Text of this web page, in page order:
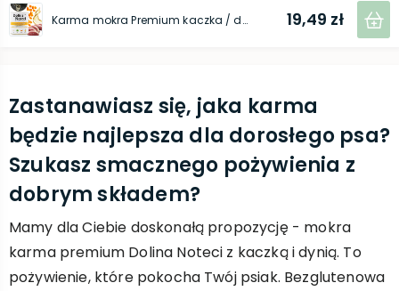
Karma mokra Premium kaczka / dynia puszka 800 g 19,49 zł
Zastanawiasz się, jaka karma
będzie najlepsza dla dorosłego psa?
Szukasz smacznego pożywienia z
dobrym składem?
Mamy dla Ciebie doskonałą propozycję - mokra
karma premium Dolina Noteci z kaczką i dynią. To
pożywienie, które pokocha Twój psiak. Bezglutenowa